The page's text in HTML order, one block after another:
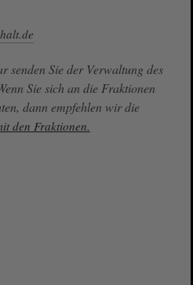
senden Sie der Verwaltung des
Sie sich an die Fraktionen
dann empfehlen wir die
den Fraktionen.